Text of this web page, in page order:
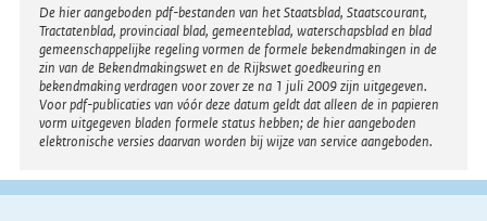
k
:
Disclaimer
De hier aangeboden pdf-bestanden van het Staatsblad, Staatscourant,
Tractatenblad, provinciaal blad, gemeenteblad, waterschapsblad en blad
gemeenschappelijke regeling vormen de formele bekendmakingen in de
zin van de Bekendmakingswet en de Rijkswet goedkeuring en
bekendmaking verdragen voor zover ze na 1 juli 2009 zijn uitgegeven.
Voor pdf-publicaties van vóór deze datum geldt dat alleen de in papieren
vorm uitgegeven bladen formele status hebben; de hier aangeboden
elektronische versies daarvan worden bij wijze van service aangeboden.